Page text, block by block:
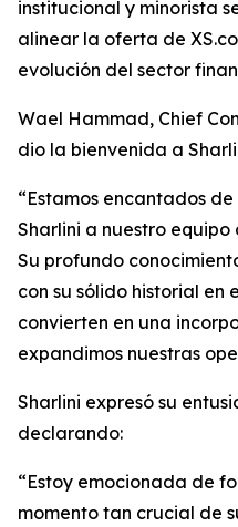
institucional y minorista
alinear la oferta de
evolución del sector
Wael Hammad, Chief
dio la bienvenida a
“Estamos encantados
Sharlini a nuestro
Su profundo
con su sólido historial en
convierten en una
expandimos nuestras
Sharlini expresó su
declarando:
“Estoy emocionada de
momento tan crucial de